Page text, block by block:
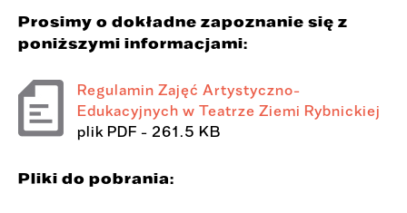
Prosimy o dokładne zapoznanie się z
poniższymi informacjami:
Regulamin Zajęć Artystyczno-
Edukacyjnych w Teatrze Ziemi Rybnickiej
plik PDF - 261.5 KB
Pliki do pobrania: